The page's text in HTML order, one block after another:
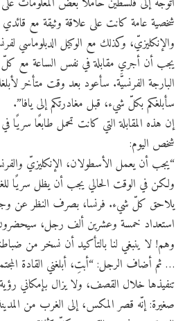
شخصية عامة كانت على علاقة وثيقة مع قائدي
والإنكليزيّ، وكذلك مع الوكيل الدبلوماسي
يجب أن أجري مقابلة في نفس الساعة مع
البارجة الفرنسيَّة. سأعود بعد وقت متأخر
سأبلغكم بكلّ شيء، قبل مغادرتكم إلى يافا”.
إن هذه المقابلة التي كانت تحمل طابعًا
شخص اليوم:
“يجب أن يعمل الأسطولان، الإنكليزيّ
ولكن في الوقت الحالي يجب أن يظل سريًا
يلاحق كلّ شيء. فرنسا، بصرف النظر عن
استعداد خمسة وعشرين ألف رجل، سيحضرون
وهم! لا ينبغي لنا بالتأكيد أن نسخر من
… ثم أضاف الرجل: “أبتِ، أبلغني القادة
تنفيذها خلال القصف، ولا يزال بإمكاني
صغيرة: إنّه قصر المكس، إلى الغرب من